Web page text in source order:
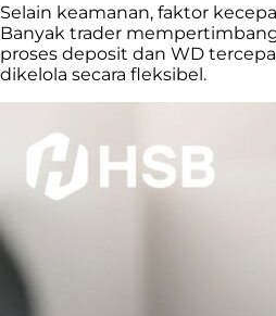
Selain keamanan, faktor
Banyak trader
proses deposit dan WD
dikelola secara fleksibel.